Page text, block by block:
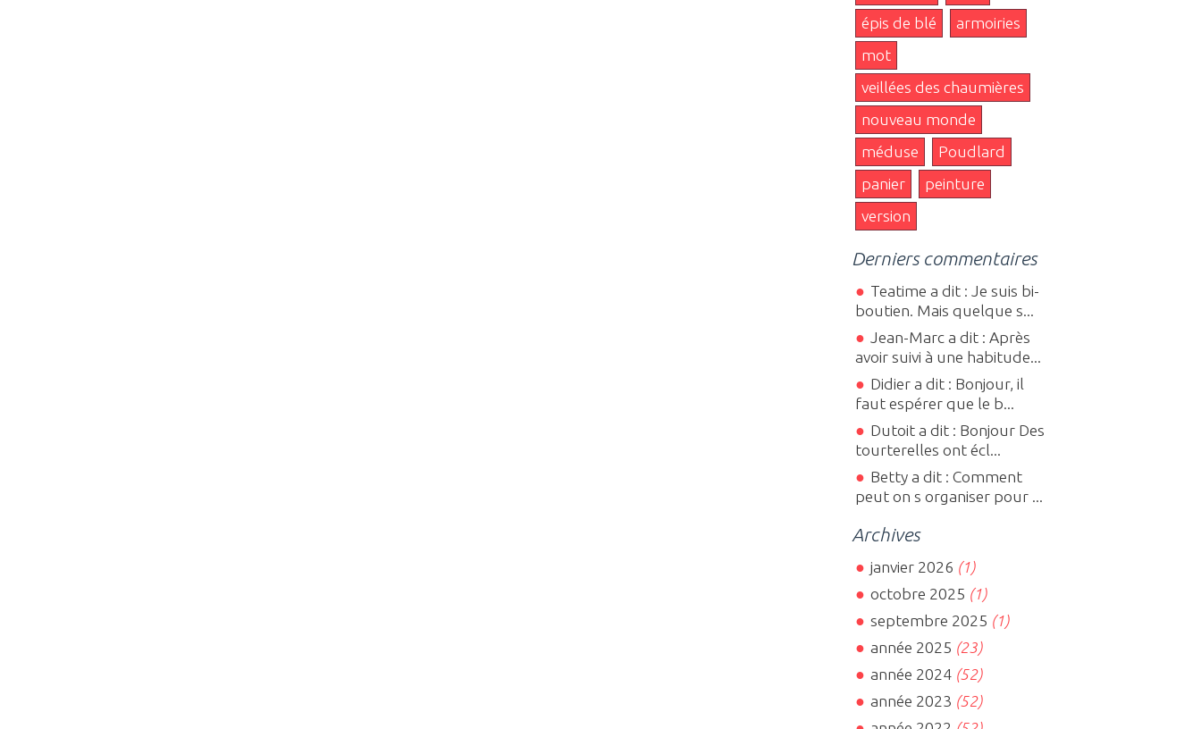
épis de blé
armoiries
mot
veillées des chaumières
nouveau monde
méduse
Poudlard
panier
peinture
version
Derniers commentaires
Teatime a dit : Je suis bi-
boutien. Mais quelque s...
Jean-Marc a dit : Après
avoir suivi à une habitude...
Didier a dit : Bonjour, il
faut espérer que le b...
Dutoit a dit : Bonjour Des
tourterelles ont écl...
Betty a dit : Comment
peut on s organiser pour ...
Archives
janvier 2026 (1)
octobre 2025 (1)
septembre 2025 (1)
année 2025 (23)
année 2024(52)
année 2023 (52)